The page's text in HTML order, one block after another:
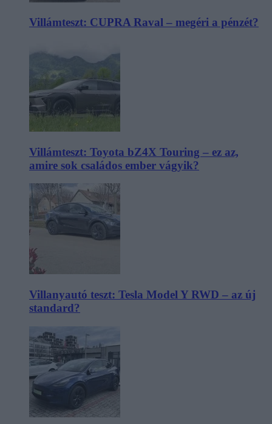
Villámteszt: CUPRA Raval – megéri a pénzét?
Villámteszt: Toyota bZ4X Touring – ez az,
amire sok családos ember vágyik?
Villanyautó teszt: Tesla Model Y RWD – az új
standard?